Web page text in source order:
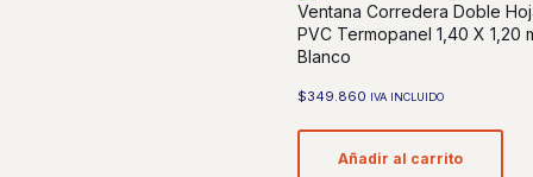
Ventana Corredera Doble
PVC Termopanel 1,40 X 1,20
Blanco
$349.860 IVA INCLUIDO
Añadir al carrito